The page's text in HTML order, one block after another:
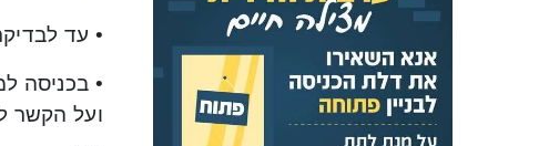
• עד
• בכניסה
ועל הקשר לשהייה בסין